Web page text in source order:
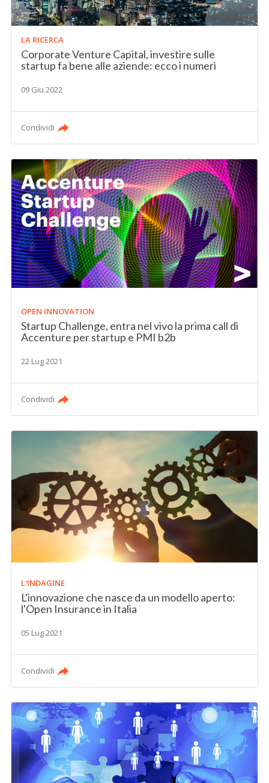
LA RICERCA
Corporate Venture Capital, investire sulle
startup fa bene alle aziende: ecco i numeri
09 Giu 2022
Condividi
OPEN INNOVATION
Startup Challenge, entra nel vivo la prima call di
Accenture per startup e PMI b2b
22 Lug 2021
Condividi
L'INDAGINE
L'innovazione che nasce da un modello aperto:
l'Open Insurance in Italia
05 Lug 2021
Condividi